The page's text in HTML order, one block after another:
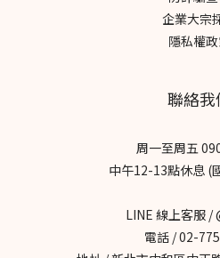
企業大宗
隱私權
聯絡我
周一至周五
中午12-13點休息 (
LINE 線上客服 /
電話 / 02-